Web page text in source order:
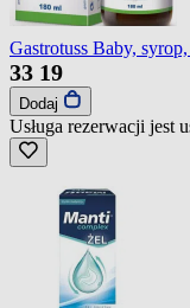
Gastrotuss Baby,
33 19
Dodaj
Usługa rezerwacji jest